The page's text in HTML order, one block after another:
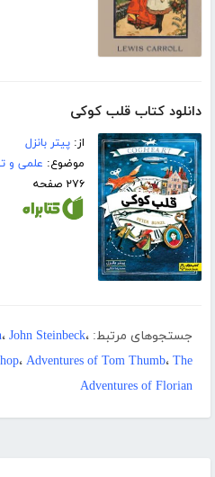
دانلود کتاب قلب کوکی
از:پیتر بانزل
موضوع: علمی و
۲۷۶ صفحه
جستجوهای مرتبط: ، John Steinbeck،
، Adventures of Tom Thumb، The
Adventures of Florian